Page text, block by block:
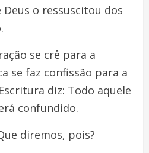
o ressuscitou dos
se crê para a
se faz confissão para a
diz: Todo aquele
confundido.
diremos, pois?